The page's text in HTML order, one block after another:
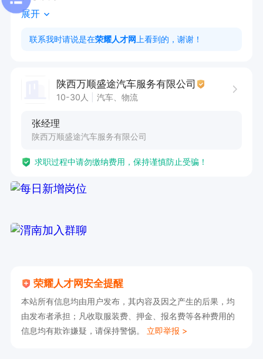
1. 学历要求高中及以上，专业不限。
2. 具备出色的沟通表达能力与较强的抗压能力。
4. 需熟练掌握电话销售技巧，具备良好的客户服
工作时间为9:00-12:00，14:00-18:30，采用电话
欢迎有志于投身车险销售领域的人士踊跃报名。在
这里，您将有机会凭借自身能力创造佳绩，实现职
展开
联系我时请说是在荣耀人才网 上看到的，谢谢！
陕西万顺盛途汽车服务有限公司
10-30人 汽车、物流
张经理
陕西万顺盛途汽车服务有限公司
求职过程中请勿缴纳费用，保持谨慎防止受骗！
荣耀人才网安全提醒
本站所有信息均由用户发布，其内容及因之产生的后果，均
由发布者承担；凡收取服装费、押金、报名费等各种费用的
信息均有欺诈嫌疑，请保持警惕。 立即举报 >